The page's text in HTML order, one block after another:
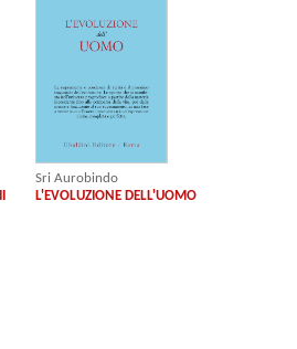
Sri Aurobindo
L'EVOLUZIONE DELL'UOMO